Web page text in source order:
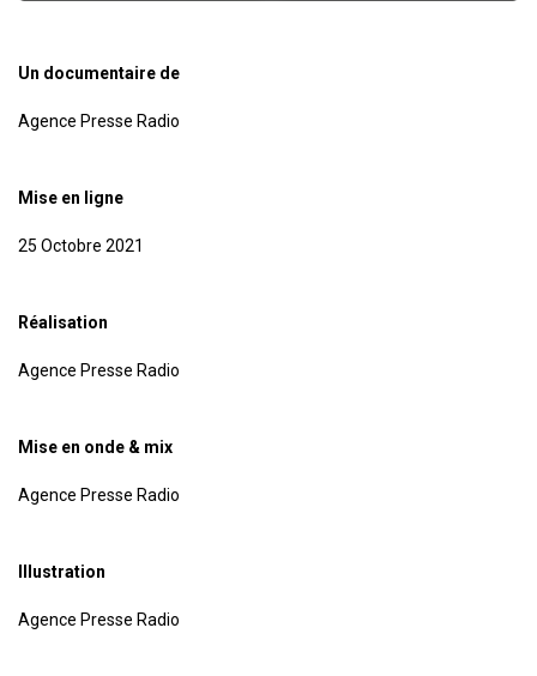
Un documentaire de
Agence Presse Radio
Mise en ligne
25 Octobre 2021
Réalisation
Agence Presse Radio
Mise en onde & mix
Agence Presse Radio
Illustration
Agence Presse Radio